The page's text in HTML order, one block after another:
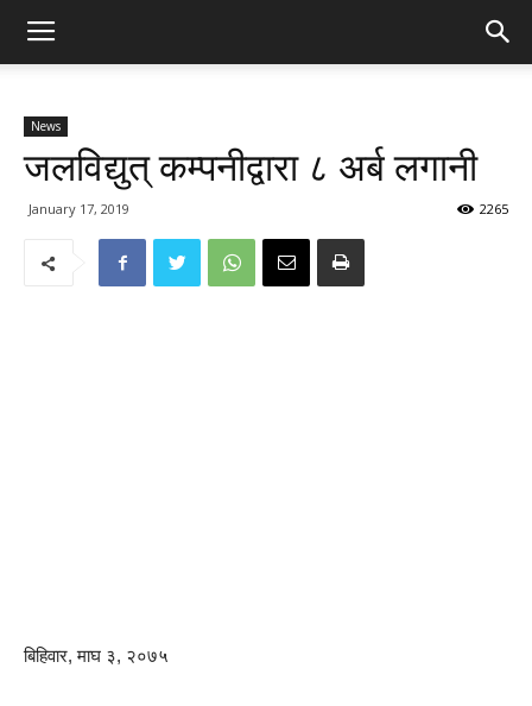
News
जलविद्युत् कम्पनीद्वारा ८ अर्ब लगानी
January 17, 2019 2265
बिहिवार, माघ ३, २०७५